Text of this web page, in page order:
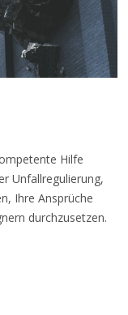
Hilfe
Unfallregulierung,
Ihre Ansprüche
durchzusetzen.